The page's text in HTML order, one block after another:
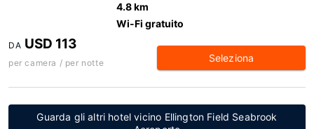
4.8 km
Wi-Fi gratuito
DA USD 113
per camera / per notte Seleziona
Guarda gli altri hotel vicino Ellington Field Seabrook